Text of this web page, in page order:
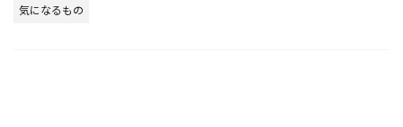
気になるもの